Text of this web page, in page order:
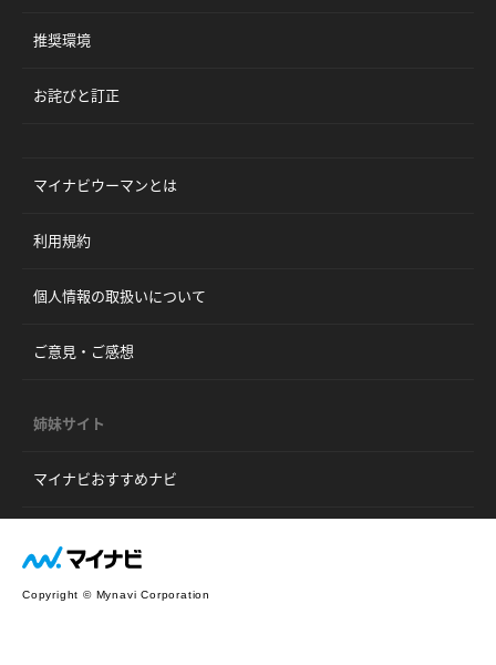
推奨環境
お詫びと訂正
マイナビウーマンとは
利用規約
個人情報の取扱いについて
ご意見・ご感想
姉妹サイト
マイナビおすすめナビ
Copyright © Mynavi Corporation